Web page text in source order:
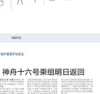
多媒体专区
保护健康带动就业